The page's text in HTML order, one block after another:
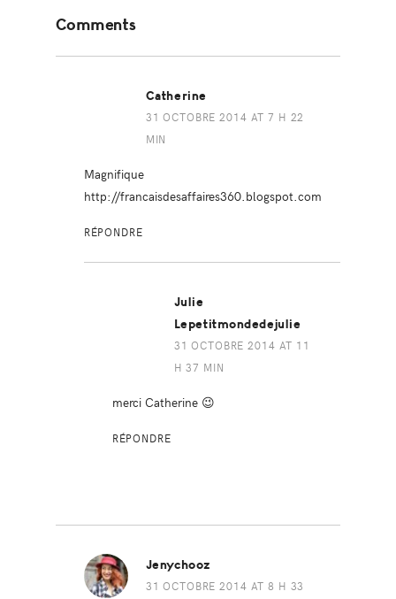
Interactions
Comments
Catherine
31 OCTOBRE 2014 AT 7 H 22
MIN
Magnifique
http://francaisdesaffaires360.blogspot.com
RÉPONDRE
Julie
Lepetitmondedejulie
31 OCTOBRE 2014 AT 11
H 37 MIN
merci Catherine 😉
RÉPONDRE
Jenychooz
31 OCTOBRE 2014 AT 8 H 33